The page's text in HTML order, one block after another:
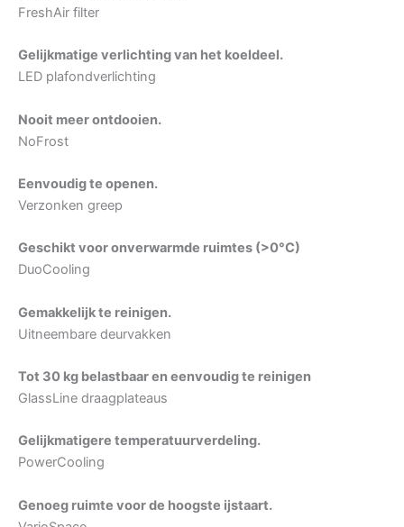
FreshAir filter
Gelijkmatige verlichting van het koeldeel.
LED plafondverlichting
Nooit meer ontdooien.
NoFrost
Eenvoudig te openen.
Verzonken greep
Geschikt voor onverwarmde ruimtes (>0°C)
DuoCooling
Gemakkelijk te reinigen.
Uitneembare deurvakken
Tot 30 kg belastbaar en eenvoudig te reinigen
GlassLine draagplateaus
Gelijkmatigere temperatuurverdeling.
PowerCooling
Genoeg ruimte voor de hoogste ijstaart.